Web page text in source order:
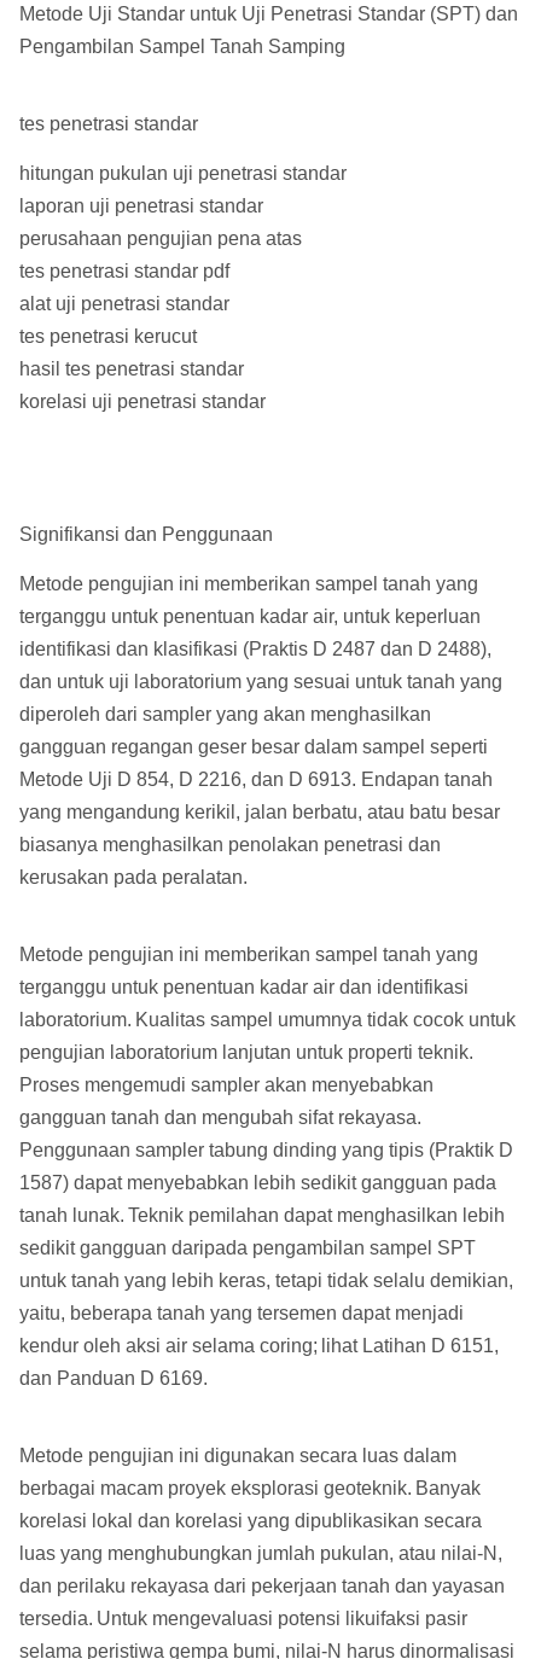
Metode Uji Standar untuk Uji Penetrasi Standar (SPT) dan
Pengambilan Sampel Tanah Samping
tes penetrasi standar
hitungan pukulan uji penetrasi standar
laporan uji penetrasi standar
perusahaan pengujian pena atas
tes penetrasi standar pdf
alat uji penetrasi standar
tes penetrasi kerucut
hasil tes penetrasi standar
korelasi uji penetrasi standar
Signifikansi dan Penggunaan
Metode pengujian ini memberikan sampel tanah yang
terganggu untuk penentuan kadar air, untuk keperluan
identifikasi dan klasifikasi (Praktis D 2487 dan D 2488),
dan untuk uji laboratorium yang sesuai untuk tanah yang
diperoleh dari sampler yang akan menghasilkan
gangguan regangan geser besar dalam sampel seperti
Metode Uji D 854, D 2216, dan D 6913. Endapan tanah
yang mengandung kerikil, jalan berbatu, atau batu besar
biasanya menghasilkan penolakan penetrasi dan
kerusakan pada peralatan.
Metode pengujian ini memberikan sampel tanah yang
terganggu untuk penentuan kadar air dan identifikasi
laboratorium. Kualitas sampel umumnya tidak cocok untuk
pengujian laboratorium lanjutan untuk properti teknik.
Proses mengemudi sampler akan menyebabkan
gangguan tanah dan mengubah sifat rekayasa.
Penggunaan sampler tabung dinding yang tipis (Praktik D
1587) dapat menyebabkan lebih sedikit gangguan pada
tanah lunak. Teknik pemilahan dapat menghasilkan lebih
sedikit gangguan daripada pengambilan sampel SPT
untuk tanah yang lebih keras, tetapi tidak selalu demikian,
yaitu, beberapa tanah yang tersemen dapat menjadi
kendur oleh aksi air selama coring; lihat Latihan D 6151,
dan Panduan D 6169.
Metode pengujian ini digunakan secara luas dalam
berbagai macam proyek eksplorasi geoteknik. Banyak
korelasi lokal dan korelasi yang dipublikasikan secara
luas yang menghubungkan jumlah pukulan, atau nilai-N,
dan perilaku rekayasa dari pekerjaan tanah dan yayasan
tersedia. Untuk mengevaluasi potensi likuifaksi pasir
selama peristiwa gempa bumi, nilai-N harus dinormalisasi